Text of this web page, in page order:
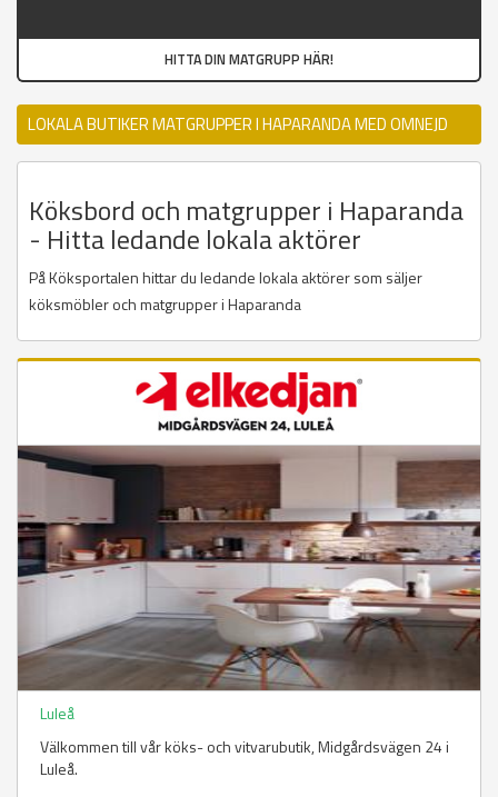
HITTA DIN MATGRUPP HÄR!
LOKALA BUTIKER MATGRUPPER I HAPARANDA MED OMNEJD
Köksbord och matgrupper i Haparanda
- Hitta ledande lokala aktörer
På Köksportalen hittar du ledande lokala aktörer som säljer
köksmöbler och matgrupper i Haparanda
Luleå
Välkommen till vår köks- och vitvarubutik, Midgårdsvägen 24 i
Luleå.